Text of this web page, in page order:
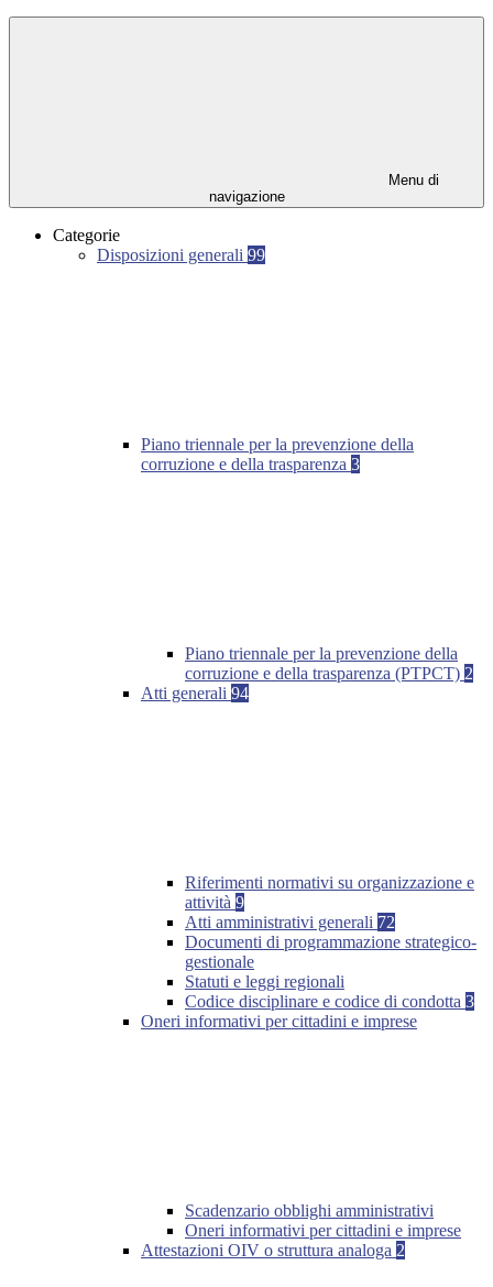
Menu di
navigazione
Categorie
Disposizioni generali 99
Piano triennale per la prevenzione della
corruzione e della trasparenza 3
Piano triennale per la prevenzione della
corruzione e della trasparenza (PTPCT) 2
Atti generali 94
Riferimenti normativi su organizzazione e
attività 9
Atti amministrativi generali 72
Documenti di programmazione strategico-
gestionale
Statuti e leggi regionali
Codice disciplinare e codice di condotta 3
Oneri informativi per cittadini e imprese
Scadenzario obblighi amministrativi
Oneri informativi per cittadini e imprese
Attestazioni OIV o struttura analoga 2